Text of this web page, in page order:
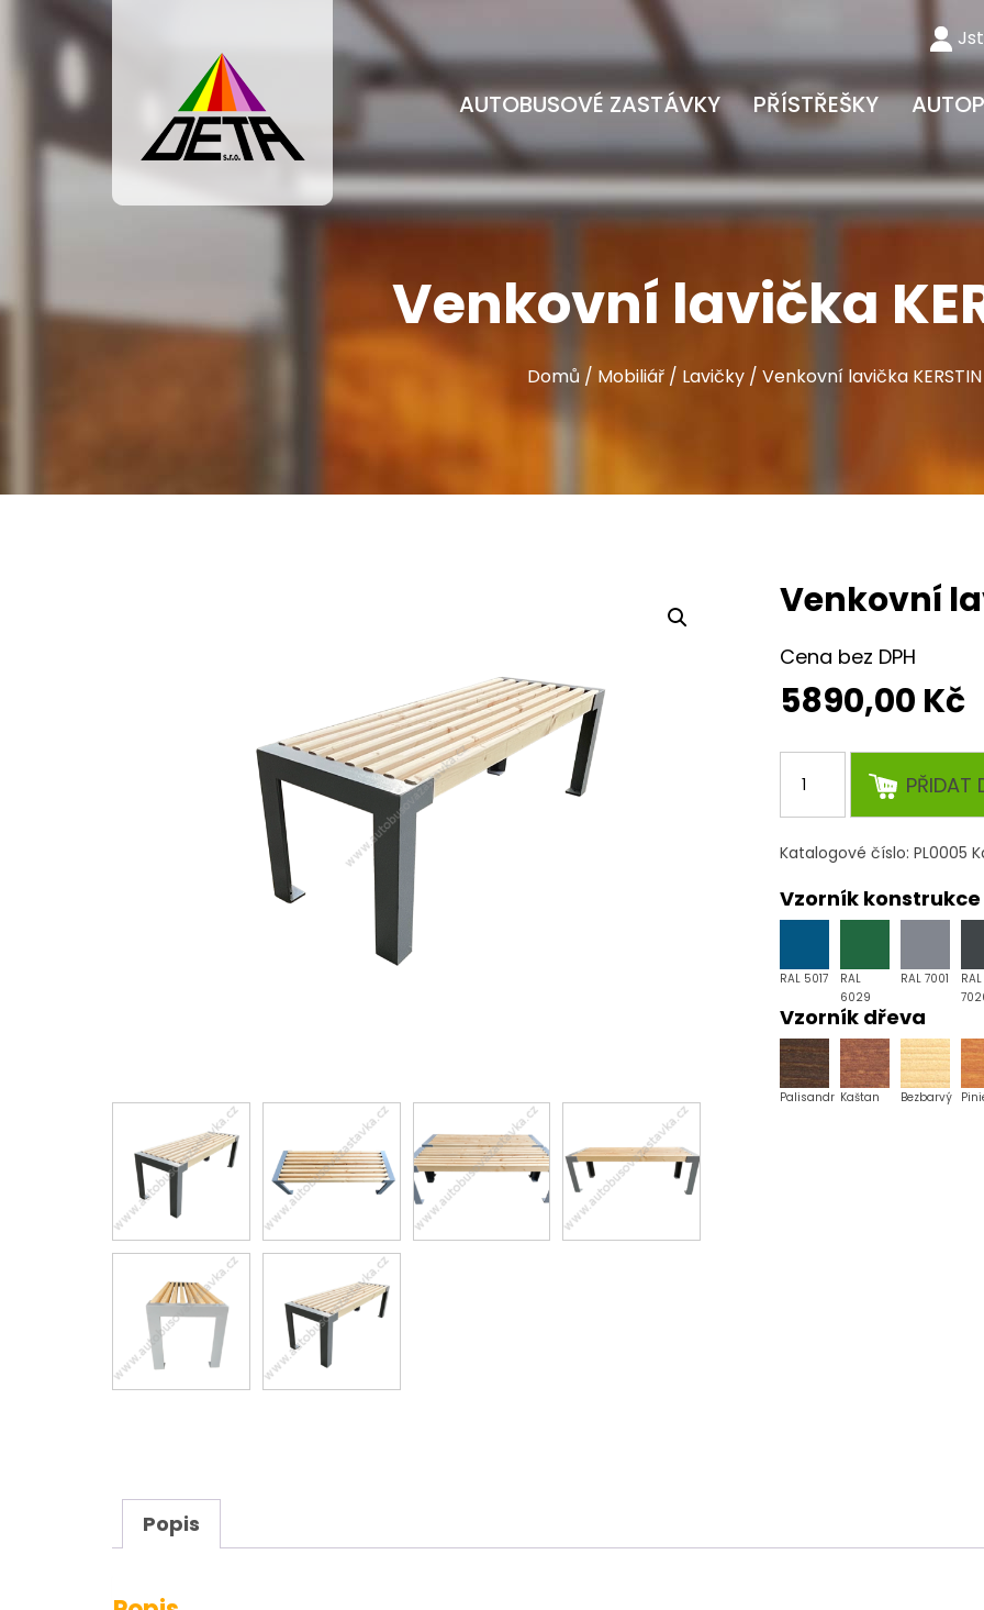
AUTOBUSOVÉ ZASTÁVKY PŘÍSTŘEŠKY
Venkovní lavička
Domů / Mobiliář / Lavičky / Venkovní lavička KERSTIN
Venkovní
Cena bez DPH
5890,00 Kč
lavička
KERSTIN
množství
PŘIDAT
Katalogové číslo: PL0005
Vzorník konstrukce
RAL 5017
RAL
6029
RAL 7001
RAL
Vzorník dřeva
Palisandr Kaštan Bezbarvý
Popis